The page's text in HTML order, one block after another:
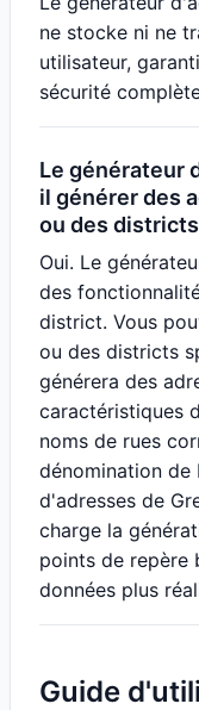
ne stocke ni ne
utilisateur,
sécurité
Le générateur
il générer des
ou des
Oui. Le
des
district. Vous
ou des districts
générera des
caractéristiques
noms de rues
dénomination de
d'adresses de
charge la
points de repère
données plus
Guide